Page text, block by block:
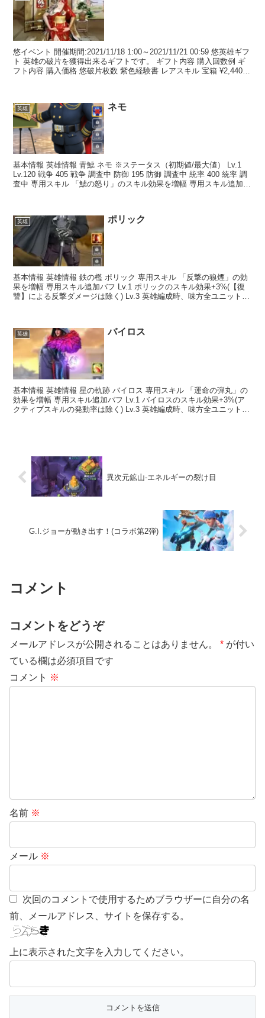
幸運の宝物庫
悠イベント 開催期間:2021/11/18 1:00～2021/11/21 00:59 悠英雄ギフ
ト 英雄の破片を獲得出来るギフトです。 ギフト内容 購入回数例 ギ
フト内容 購入価格 悠破片枚数 紫色経験書 レアスキル 宝箱 ¥2,440
英雄 ネモ
基本情報 英雄情報 青鯱 ネモ ※ステータス（初期値/最大値） Lv.1
Lv.120 戦争 405 戦争 調査中 防御 195 防御 調査中 統率 400 統率 調
査中 専用スキル 「鯱の怒り」のスキル効果を増幅 専用スキル追加バ
英雄 ポリック
基本情報 英雄情報 鉄の檻 ポリック 専用スキル 「反撃の狼煙」の効
果を増幅 専用スキル追加バフ Lv.1 ポリックのスキル効果+3%(【復
讐】による反撃ダメージは除く) Lv.3 英雄編成時、味方全ユニット攻
英雄 バイロス
基本情報 英雄情報 星の軌跡 バイロス 専用スキル 「運命の弾丸」の
効果を増幅 専用スキル追加バフ Lv.1 バイロスのスキル効果+3%(ア
クティブスキルの発動率は除く) Lv.3 英雄編成時、味方全ユニット生
異次元鉱山-エネルギーの裂け目
G.I.ジョーが動き出す！(コラボ第2弾)
コメント
コメントをどうぞ
メールアドレスが公開されることはありません。 * が付い
ている欄は必須項目です
コメント ※
名前 ※
メール ※
次回のコメントで使用するためブラウザーに自分の名
前、メールアドレス、サイトを保存する。
上に表示された文字を入力してください。